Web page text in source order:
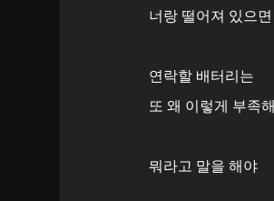
너랑 떨어져 있으면
연락할 배터리는
또 왜 이렇게 부족해
뭐라고 말을 해야